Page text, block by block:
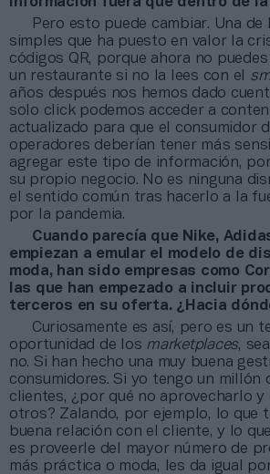
Pero esto puede cambiar. Una de
simples que ha puesto en valor la
códigos QR, porque ahora no
un restaurante si no la lees con el
años después nos hemos dado
solo click podemos acceder a
actualizado para que el consumidor
operadores deberían tener más
agregar este tipo de información,
su propio negocio. No es ninguna
el sentido común tras hacerlo a la
por la pandemia.
Cuando parecía que Nike,
empiezan a emular el modelo de
moda, han sido empresas como
las que han empezado a incluir
terceros en su oferta. ¿Hacia
Curiosamente es así, pero es un
oportunidad de los marketplaces,
no. Si han hecho una muy buena
consumidores. Si yo tengo un millón
clientes, ¿por qué no aprovecharlo y
otros? Zalando, por ejemplo, lo que
buena relación con el cliente, y lo
es proveerle del mayor número de
más práctica o moda, les da igual